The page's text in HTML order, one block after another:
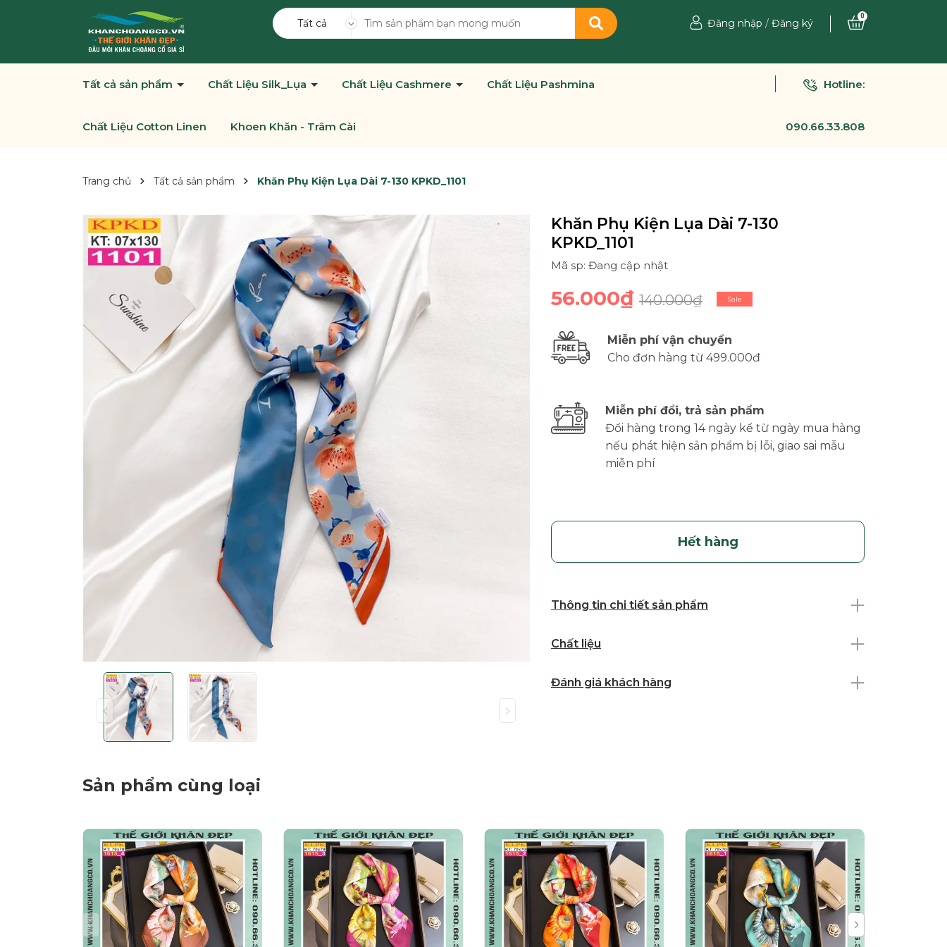
Tất cả Đăng nhập / Đăng ký
0
Tất cả sản phẩm Chất Liệu Silk_Lụa Chất Liệu Cashmere Chất Liệu Pashmina
Chất Liệu Cotton Linen Khoen Khăn - Trâm Cài
Hotline:
090.66.33.808
Trang chủ Tất cả sản phẩm Khăn Phụ Kiện Lụa Dài 7-130 KPKD_1101
Khăn Phụ Kiện Lụa Dài 7-130
KPKD_1101
Mã sp: Đang cập nhật
56.000₫ 140.000₫ Sale
Miễn phí vận chuyển
Cho đơn hàng từ 499.000đ
Miễn phí đổi, trả sản phẩm
Đổi hàng trong 14 ngày kể từ ngày mua hàng
nếu phát hiện sản phẩm bị lỗi, giao sai mẫu
miễn phí
Hết hàng
Thông tin chi tiết sản phẩm
Chất liệu
Đánh giá khách hàng
Sản phẩm cùng loại